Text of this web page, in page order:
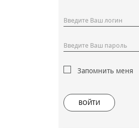
Запомнить меня
ВОЙТИ